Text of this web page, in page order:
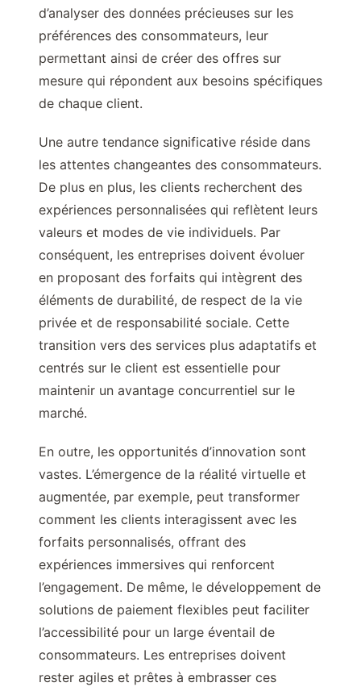
d’analyser des données précieuses sur les
préférences des consommateurs, leur
permettant ainsi de créer des offres sur
mesure qui répondent aux besoins spécifiques
de chaque client.
Une autre tendance significative réside dans
les attentes changeantes des consommateurs.
De plus en plus, les clients recherchent des
expériences personnalisées qui reflètent leurs
valeurs et modes de vie individuels. Par
conséquent, les entreprises doivent évoluer
en proposant des forfaits qui intègrent des
éléments de durabilité, de respect de la vie
privée et de responsabilité sociale. Cette
transition vers des services plus adaptatifs et
centrés sur le client est essentielle pour
maintenir un avantage concurrentiel sur le
marché.
En outre, les opportunités d’innovation sont
vastes. L’émergence de la réalité virtuelle et
augmentée, par exemple, peut transformer
comment les clients interagissent avec les
forfaits personnalisés, offrant des
expériences immersives qui renforcent
l’engagement. De même, le développement de
solutions de paiement flexibles peut faciliter
l’accessibilité pour un large éventail de
consommateurs. Les entreprises doivent
rester agiles et prêtes à embrasser ces